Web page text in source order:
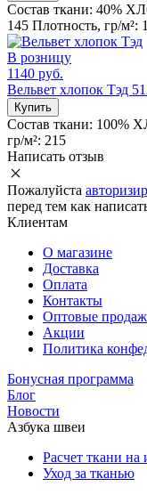
Состав ткани: 40%
145 Плотность, гр/м²:
В розницу
1140 руб.
Вельвет хлопок Тэд
Купить
Состав ткани: 100%
гр/м²: 215
Написать отзыв
Пожалуйста
перед тем как
Клиентам
О магазине
Доставка
Оплата
Контакты
Оптовые
Акции
Политика
Бонусная программа
Блог
Новости
Азбука швеи
Расчет ткани на
Уход за тканью